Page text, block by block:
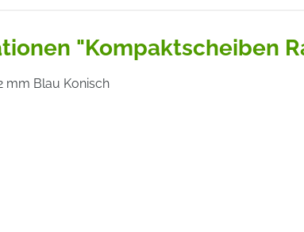
"Kompaktscheiben
mm Blau Konisch